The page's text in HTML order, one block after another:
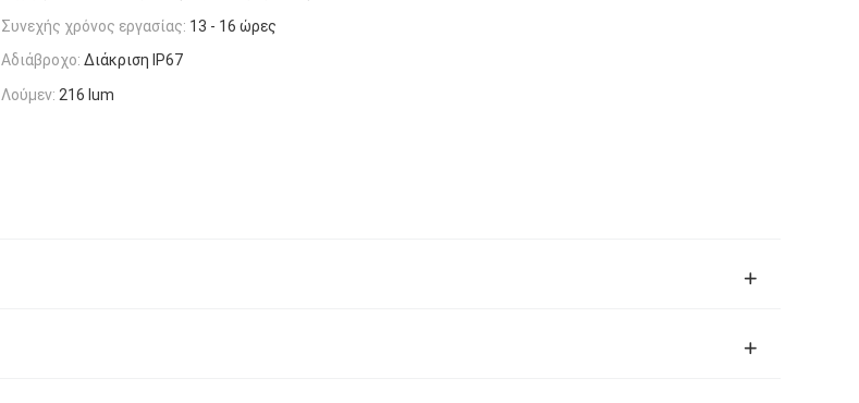
Συνεχής χρόνος εργασίας: 13 - 16 ώρες
Αδιάβροχο: Διάκριση IP67
Λούμεν: 216 lum